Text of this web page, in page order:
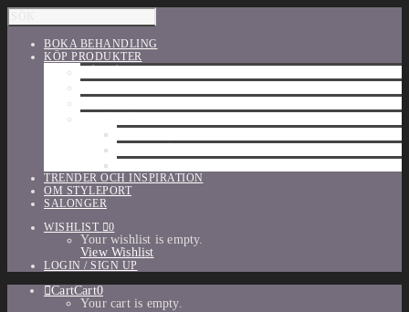
BOKA BEHANDLING
KÖP PRODUKTER
TRENDER OCH INSPIRATION
OM STYLEPORT
SALONGER
WISHLIST
0
Your wishlist is empty.
View Wishlist
LOGIN / SIGN UP
CartCart0
Your cart is empty.